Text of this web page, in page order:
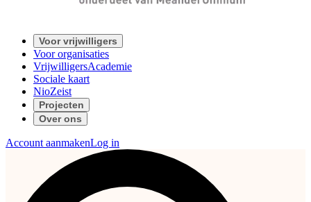
Voor vrijwilligers
Voor organisaties
VrijwilligersAcademie
Sociale kaart
NioZeist
Projecten
Over ons
Account aanmakenLog in